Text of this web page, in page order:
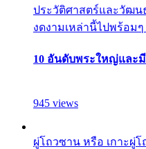
ประวัติศาสตร์และวัฒน
งดงามเหล่านี้ไปพร้อม
10 อันดับพระใหญ่และ
945 views
ผู่โถวซาน หรือ เกาะผู่โ